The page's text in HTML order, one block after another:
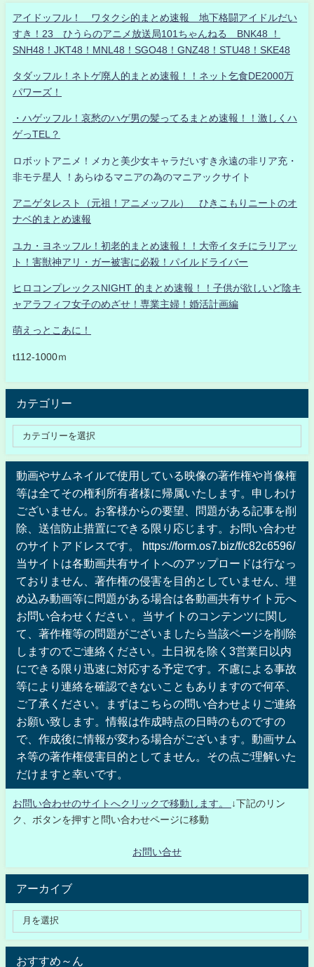
アイドッフル！ ワタクシ的まとめ速報 地下格闘アイドルだい
すき！23 ひうらのアニメ放送局101ちゃんねる BNK48 ！
SNH48！JKT48！MNL48！SGO48！GNZ48！STU48！SKE48
タダッフル！ネトゲ廃人的まとめ速報！！ネット乞食DE2000万
パワーズ！
・ハゲッフル！哀愁のハゲ男の髪ってるまとめ速報！！激しくハ
ゲっTEL？
ロボットアニメ！メカと美少女キャラだいすき永遠の非リア充・
非モテ星人 ！あらゆるマニアの為のマニアックサイト
アニゲタレスト（元祖！アニメッフル） ひきこもりニートのオ
ナベ的まとめ速報
ユカ・ヨネッフル！初老的まとめ速報！！大帝イタチにラリアッ
ト！害獣神アリ・ガー被害に必殺！パイルドライバー
ヒロコンプレックスNIGHT 的まとめ速報！！子供が欲しいど陰キ
ャアラフィフ女子のめざせ！専業主婦！婚活計画編
萌えっとこあに！
t112-1000ｍ
カテゴリー
動画やサムネイルで使用している映像の著作権や肖像権
等は全てその権利所有者様に帰属いたします。申しわけ
ございません。お客様からの要望、問題がある記事を削
除、送信防止措置にできる限り応じます。お問い合わせ
のサイトアドレスです。 https://form.os7.biz/f/c82c6596/
当サイトは各動画共有サイトへのアップロードは行なっ
ておりません、著作権の侵害を目的としていません、埋
め込み動画等に問題がある場合は各動画共有サイト元へ
お問い合わせください 。当サイトのコンテンツに関し
て、著作権等の問題がございましたら当該ページを削除
しますのでご連絡ください。土日祝を除く3営業日以内
にできる限り迅速に対応する予定です。不慮による事故
等により連絡を確認できないこともありますので何卒、
ご了承ください。まずはこちらの問い合わせよりご連絡
お願い致します。情報は作成時点の日時のものですの
で、作成後に情報が変わる場合がございます。動画サム
ネ等の著作権侵害目的としてません。その点ご理解いた
だけますと幸いです。
お問い合わせのサイトへクリックで移動します。
↓下記のリン
ク、ボタンを押すと問い合わせページに移動
お問い合せ
アーカイブ
おすすめ～ん